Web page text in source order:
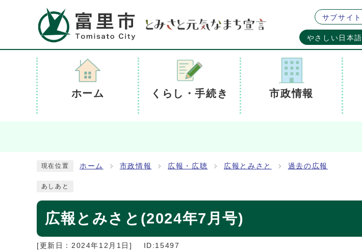
サブサイト
やさしい日本語
ホーム くらし・手続き 市政情報
現在位置 ホーム 市政情報 広報・広聴 広報とみさと 過去の広報
あしあと
広報とみさと(2024年7月号)
[更新日： 2024年12月1日 ] ID:15497